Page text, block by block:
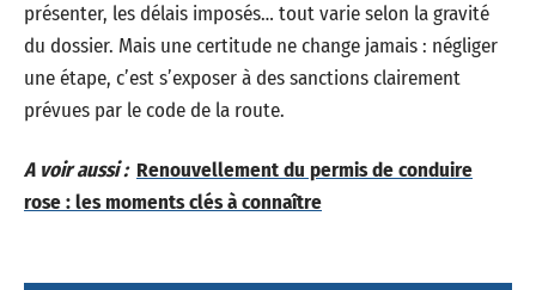
présenter, les délais imposés… tout varie selon la gravité
du dossier. Mais une certitude ne change jamais : négliger
une étape, c’est s’exposer à des sanctions clairement
prévues par le code de la route.
A voir aussi : Renouvellement du permis de conduire
rose : les moments clés à connaître